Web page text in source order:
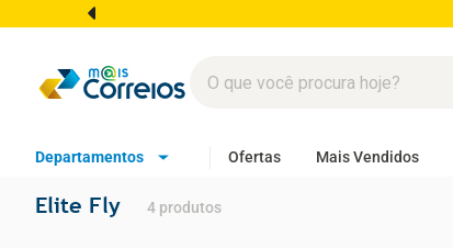
Departamentos Ofertas Mais Vendidos
Elite Fly 4 produtos